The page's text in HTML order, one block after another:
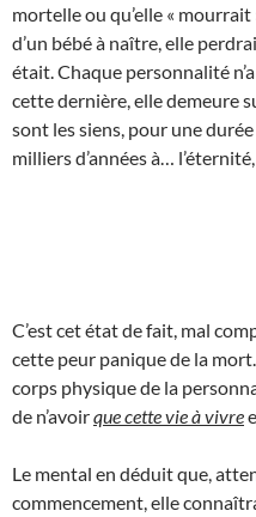
mortelle ou qu’elle «
d’un bébé à naître, elle
était. Chaque personnalité
cette dernière, elle demeure
sont les siens, pour une
milliers d’années à…
C’est cet état de fait, mal
cette peur panique de la
corps physique de la
de n’avoirque cette vie à vivre
Le mental en déduit que,
commencement, elle